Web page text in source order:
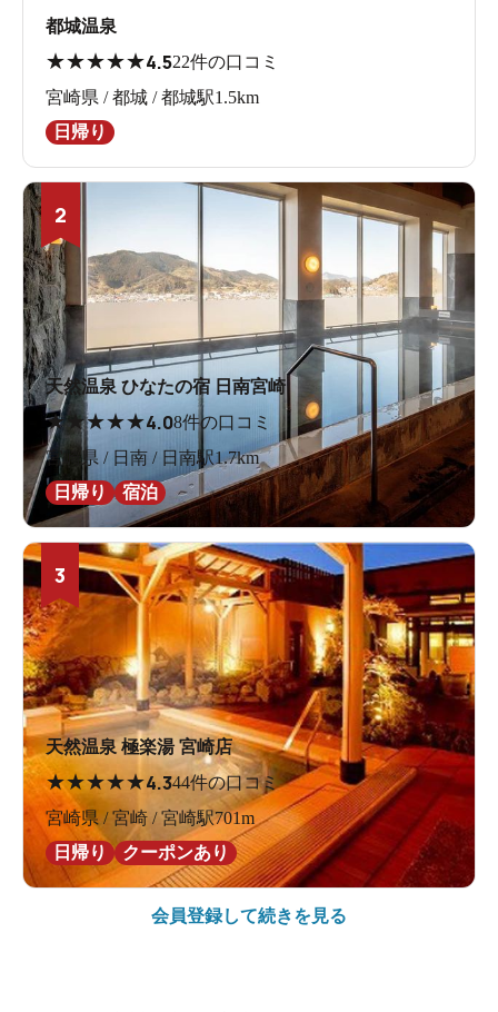
都城温泉
★★★★★4.522件の口コミ
宮崎県 / 都城 / 都城駅1.5km
日帰り
2
天然温泉 ひなたの宿 日南宮崎
★★★★★4.08件の口コミ
宮崎県 / 日南 / 日南駅1.7km
日帰り
宿泊
3
天然温泉 極楽湯 宮崎店
★★★★★4.344件の口コミ
宮崎県 / 宮崎 / 宮崎駅701m
日帰り
クーポンあり
会員登録して続きを見る